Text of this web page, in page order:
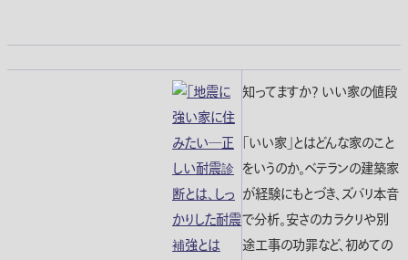
知ってますか? いい家の値段
「いい家」とはどんな家のこと
をいうのか。ベテランの建築家
が経験にもとづき、ズバリ本音
で分析。安さのカラクリや別
途工事の功罪など、初めての